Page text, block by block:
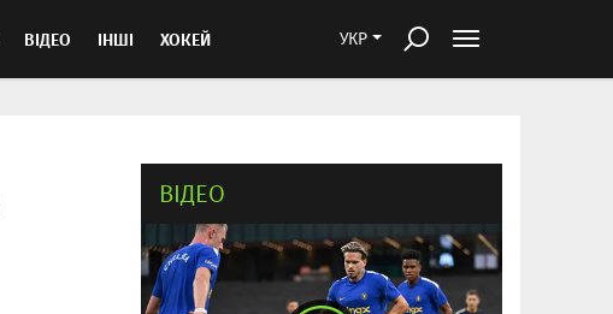
УКР
ВІДЕО ІНШІ ХОКЕЙ
ВІДЕО